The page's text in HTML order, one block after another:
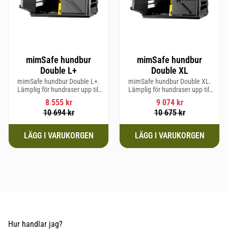
mimSafe hundbur
Double L+
mimSafe hundbur Double L+.
Lämplig för hundraser upp till
62 cm i mankhöjd
8 555kr
10 694kr
mimSafe hundbur
Double XL
mimSafe hundbur Double XL.
Lämplig för hundraser upp till
64 cm i mankhöjd.
9 074kr
10 675kr
Hur handlar jag?